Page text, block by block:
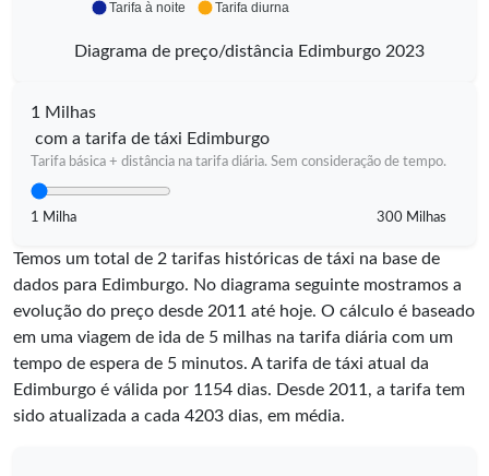
Tarifa à noite Tarifa diurna
Diagrama de preço/distância Edimburgo 2023
1 Milhas
com a tarifa de táxi Edimburgo
Tarifa básica + distância na tarifa diária. Sem consideração de tempo.
1 Milha 300 Milhas
Temos um total de 2 tarifas históricas de táxi na base de
dados para Edimburgo. No diagrama seguinte mostramos a
evolução do preço desde 2011 até hoje. O cálculo é baseado
em uma viagem de ida de 5 milhas na tarifa diária com um
tempo de espera de 5 minutos. A tarifa de táxi atual da
Edimburgo é válida por 1154 dias. Desde 2011 , a tarifa tem
sido atualizada a cada 4203 dias, em média.